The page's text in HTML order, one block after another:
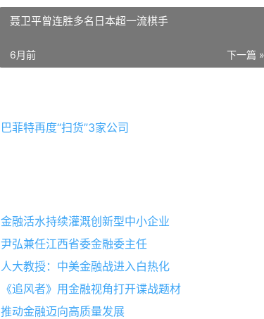
聂卫平曾连胜多名日本超一流棋手
下一篇 »
6月前
巴菲特再度“扫货”3家公司
金融活水持续灌溉创新型中小企业
尹弘兼任江西省委金融委主任
人大教授：中美金融战进入白热化
《追风者》用金融视角打开谍战题材
推动金融迈向高质量发展